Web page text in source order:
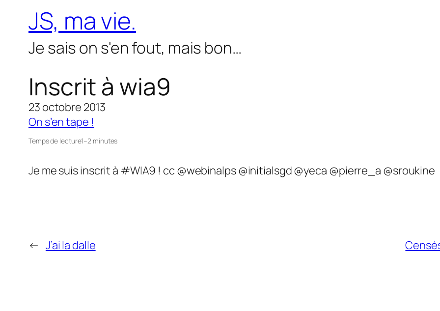
contenu
JS, ma vie.
Je sais on s'en fout, mais bon…
Inscrit à wia9
23 octobre 2013
On s’en tape !
Temps de lecture1–2 minutes
Je me suis inscrit à #WIA9 ! cc @webinalps @initialsgd @yeca @pierre_a @sroukine
← J’ai la dalle